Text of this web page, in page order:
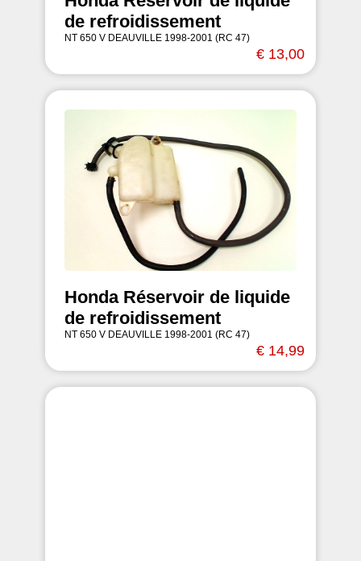
de refroidissement
NT 650 V DEAUVILLE 1998-2001 (RC 47)
€ 13,00
Honda Réservoir de liquide
de refroidissement
NT 650 V DEAUVILLE 1998-2001 (RC 47)
€ 14,99